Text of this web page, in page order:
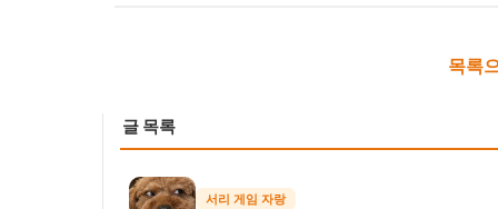
목록
글 목록
서리 게임 자랑